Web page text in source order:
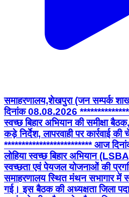
समाहरणालय,शेखपुरा (जन सम्पर्क
दिनांक 08.08.2026
स्वच्छ बिहार अभियान की समीक्षा
कड़े निर्देश, लापरवाही पर कार्रवाई की
************************* आज
लोहिया स्वच्छ बिहार अभियान
स्वच्छता एवं पेयजल योजनाओं की
समाहरणालय स्थित मंथन सभागार में
गई। इस बैठक की अध्यक्षता जिला